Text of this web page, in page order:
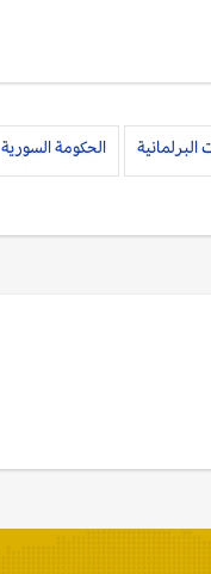
البرلمانية الحكومة السورية